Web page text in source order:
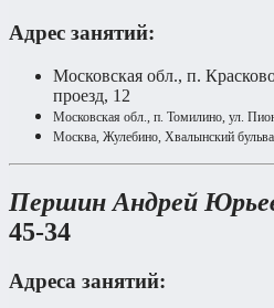
Адрес занятий:
Московская обл., п.
проезд, 12
Московская обл., п. Томилино, ул.
Москва, Жулебино, Хвалынский
Першин Андрей
45-34
Адреса занятий: